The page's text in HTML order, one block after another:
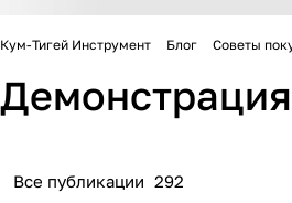
Кум-Тигей Инструмент Блог Советы
Демонстрация
Все публикации 292